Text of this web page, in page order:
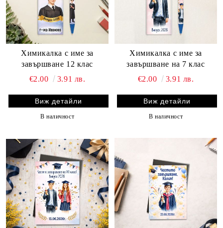
Химикалка с име за
завършване 12 клас
€2.00
3.91 лв.
Виж детайли
В наличност
Химикалка с име за
завършване на 7 клас
€2.00
3.91 лв.
Виж детайли
В наличност